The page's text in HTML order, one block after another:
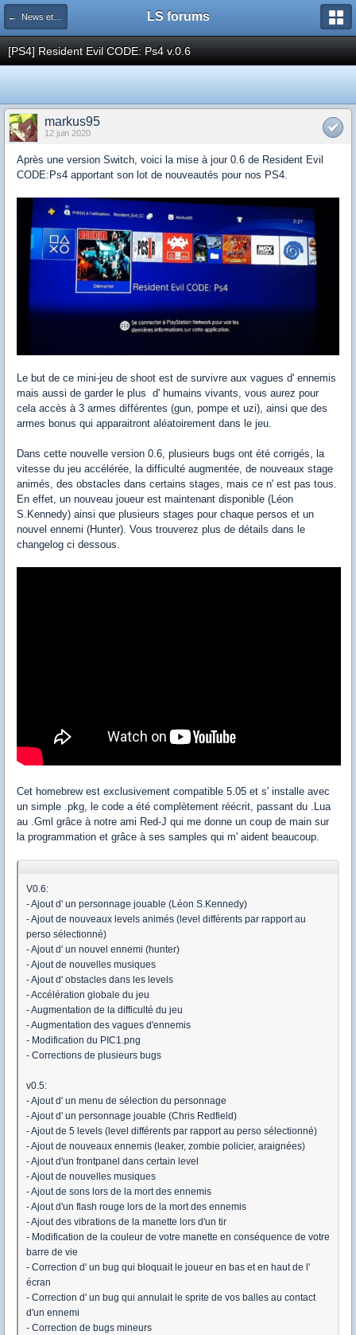
← News et actualités postées sur LS LS forums
[PS4] Resident Evil CODE: Ps4 v.0.6
markus95
12 juin 2020
Après une version Switch, voici la mise à jour 0.6 de Resident Evil
CODE:Ps4 apportant son lot de nouveautés pour nos PS4.
Le but de ce mini-jeu de shoot est de survivre aux vagues d' ennemis
mais aussi de garder le plus d' humains vivants, vous aurez pour
cela accès à 3 armes différentes (gun, pompe et uzi), ainsi que des
armes bonus qui apparaitront aléatoirement dans le jeu.
Dans cette nouvelle version 0.6, plusieurs bugs ont été corrigés, la
vitesse du jeu accélérée, la difficulté augmentée, de nouveaux stage
animés, des obstacles dans certains stages, mais ce n' est pas tous.
En effet, un nouveau joueur est maintenant disponible (Léon
S.Kennedy) ainsi que plusieurs stages pour chaque persos et un
nouvel ennemi (Hunter). Vous trouverez plus de détails dans le
changelog ci dessous.
Cet homebrew est exclusivement compatible 5.05 et s' installe avec
un simple .pkg, le code a été complètement réécrit, passant du .Lua
au .Gml grâce à notre ami Red-J qui me donne un coup de main sur
la programmation et grâce à ses samples qui m' aident beaucoup.
V0.6:
- Ajout d' un personnage jouable (Léon S.Kennedy)
- Ajout de nouveaux levels animés (level différents par rapport au
perso sélectionné)
- Ajout d' un nouvel ennemi (hunter)
- Ajout de nouvelles musiques
- Ajout d' obstacles dans les levels
- Accélération globale du jeu
- Augmentation de la difficulté du jeu
- Augmentation des vagues d'ennemis
- Modification du PIC1.png
- Corrections de plusieurs bugs
v0.5:
- Ajout d' un menu de sélection du personnage
- Ajout d' un personnage jouable (Chris Redfield)
- Ajout de 5 levels (level différents par rapport au perso sélectionné)
- Ajout de nouveaux ennemis (leaker, zombie policier, araignées)
- Ajout d'un frontpanel dans certain level
- Ajout de nouvelles musiques
- Ajout de sons lors de la mort des ennemis
- Ajout d'un flash rouge lors de la mort des ennemis
- Ajout des vibrations de la manette lors d'un tir
- Modification de la couleur de votre manette en conséquence de votre
barre de vie
- Correction d' un bug qui bloquait le joueur en bas et en haut de l'
écran
- Correction d' un bug qui annulait le sprite de vos balles au contact
d'un ennemi
- Correction de bugs mineurs